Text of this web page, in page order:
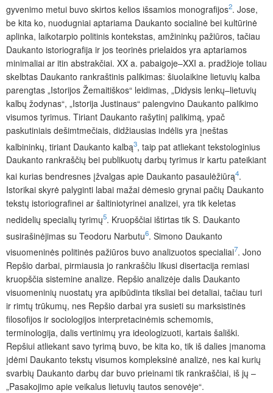
gyvenimo metui buvo skirtos kelios išsamios monografijos2. Jose,
be kita ko, nuodugniai aptariama Daukanto socialinė bei kultūrinė
aplinka, laikotarpio politinis kontekstas, amžininkų pažiūros, tačiau
Daukanto istoriografija ir jos teorinės prielaidos yra aptariamos
minimaliai ar itin abstrakčiai. XX a. pabaigoje–XXI a. pradžioje toliau
skelbtas Daukanto rankraštinis palikimas: šiuolaikine lietuvių kalba
parengtas „Istorijos Žemaitiškos“ leidimas, „Didysis lenkų–lietuvių
kalbų žodynas“, „Istorija Justinaus“ palengvino Daukanto palikimo
visumos tyrimus. Tiriant Daukanto rašytinį palikimą, ypač
paskutiniais dešimtmečiais, didžiausias indėlis yra įneštas
kalbininkų, tiriant Daukanto kalbą3, taip pat atliekant tekstologinius
Daukanto rankraščių bei publikuotų darbų tyrimus ir kartu pateikiant
kai kurias bendresnes įžvalgas apie Daukanto pasaulėžiūrą4.
Istorikai skyrė palyginti labai mažai dėmesio grynai pačių Daukanto
tekstų istoriografinei ar šaltiniotyrinei analizei, yra tik keletas
nedidelių specialių tyrimų5. Kruopščiai ištirtas tik S. Daukanto
susirašinėjimas su Teodoru Narbutu6. Simono Daukanto
visuomeninės politinės pažiūros buvo analizuotos specialiai7. Jono
Repšio darbai, pirmiausia jo rankraščiu likusi disertacija remiasi
kruopščia sistemine analize. Repšio analizėje dalis Daukanto
visuomeninių nuostatų yra apibūdinta tiksliai bei detaliai, tačiau turi
ir rimtų trūkumų, nes Repšio darbai yra susieti su marksistinės
filosofijos ir sociologijos interpretacinėmis schemomis,
terminologija, dalis vertinimų yra ideologizuoti, kartais šališki.
Repšiui atliekant savo tyrimą buvo, be kita ko, tik iš dalies įmanoma
įdėmi Daukanto tekstų visumos kompleksinė analizė, nes kai kurių
svarbių Daukanto darbų dar buvo prieinami tik rankraščiai, iš jų –
„Pasakojimo apie veikalus lietuvių tautos senovėje“.